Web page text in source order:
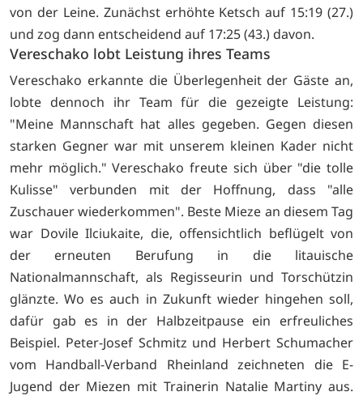
von der Leine. Zunächst erhöhte Ketsch auf 15:19 (27.)
und zog dann entscheidend auf 17:25 (43.) davon.
Vereschako lobt Leistung ihres Teams
Vereschako erkannte die Überlegenheit der Gäste an,
lobte dennoch ihr Team für die gezeigte Leistung:
"Meine Mannschaft hat alles gegeben. Gegen diesen
starken Gegner war mit unserem kleinen Kader nicht
mehr möglich." Vereschako freute sich über "die tolle
Kulisse" verbunden mit der Hoffnung, dass "alle
Zuschauer wiederkommen". Beste Mieze an diesem Tag
war Dovile Ilciukaite, die, offensichtlich beflügelt von
der erneuten Berufung in die litauische
Nationalmannschaft, als Regisseurin und Torschützin
glänzte. Wo es auch in Zukunft wieder hingehen soll,
dafür gab es in der Halbzeitpause ein erfreuliches
Beispiel. Peter-Josef Schmitz und Herbert Schumacher
vom Handball-Verband Rheinland zeichneten die E-
Jugend der Miezen mit Trainerin Natalie Martiny aus.